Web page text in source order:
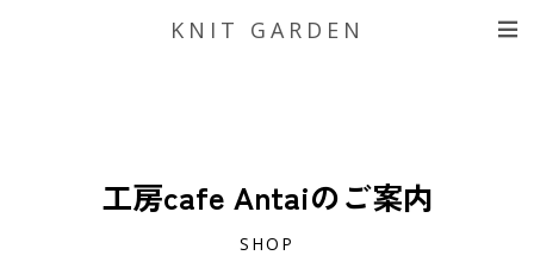
KNIT GARDEN
工房cafe Antaiのご案内
SHOP